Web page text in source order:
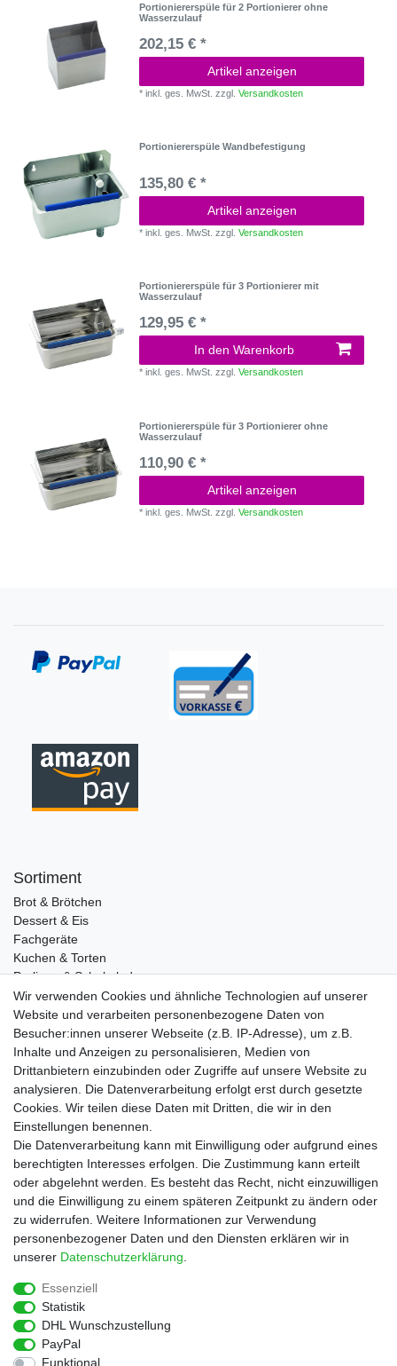
Portioniererspüle für 2 Portionierer ohne
Wasserzulauf
202,15 € *
Artikel anzeigen
*inkl. ges. MwSt. zzgl.Versandkosten
Portioniererspüle Wandbefestigung
135,80 € *
Artikel anzeigen
*inkl. ges. MwSt. zzgl.Versandkosten
Portioniererspüle für 3 Portionierer mit
Wasserzulauf
129,95 € *
In den Warenkorb
*inkl. ges. MwSt. zzgl.Versandkosten
Portioniererspüle für 3 Portionierer ohne
Wasserzulauf
110,90 € *
Artikel anzeigen
*inkl. ges. MwSt. zzgl.Versandkosten
Sortiment
Brot & Brötchen
Dessert & Eis
Fachgeräte
Kuchen & Torten
Pralinen & Schokolade
Lebensmittel
Gutscheine
Informationen
Zahlungsarten
Versandkosten
Service
Rezepte
Newsletter
Blog
Choco Patiss
|
Wir verwenden Cookies und ähnliche Technologien auf unserer
Website und verarbeiten personenbezogene Daten von
Besucher:innen unserer Webseite (z.B. IP-Adresse), um z.B.
Inhalte und Anzeigen zu personalisieren, Medien von
Drittanbietern einzubinden oder Zugriffe auf unsere Website zu
analysieren. Die Datenverarbeitung erfolgt erst durch gesetzte
Cookies. Wir teilen diese Daten mit Dritten, die wir in den
Einstellungen benennen.
Die Datenverarbeitung kann mit Einwilligung oder aufgrund eines
berechtigten Interesses erfolgen. Die Zustimmung kann erteilt
oder abgelehnt werden. Es besteht das Recht, nicht einzuwilligen
und die Einwilligung zu einem späteren Zeitpunkt zu ändern oder
zu widerrufen. Weitere Informationen zur Verwendung
personenbezogener Daten und den Diensten erklären wir in
unserer Daten­schutz­erklärung
Essenziell
Statistik
DHL Wunschzustellung
PayPal
Funktional